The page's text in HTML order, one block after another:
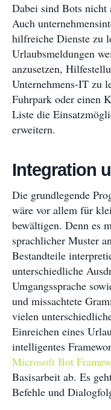
Dabei sind Bots nicht
Auch
hilfreiche Dienste zu
Urlaubsmeldungen
anzusetzen,
Unternehmens-IT zu
Fuhrpark oder einen
Liste die
erweitern.
Integration
Die grundlegende
wäre vor allem für
bewältigen. Denn es
sprachlicher Muster
Bestandteile
unterschiedliche
Umgangssprache
und missachtete
vielen
Einreichen eines
intelligentes
Microsoft Bot
Basisarbeit ab. Es
Befehle und